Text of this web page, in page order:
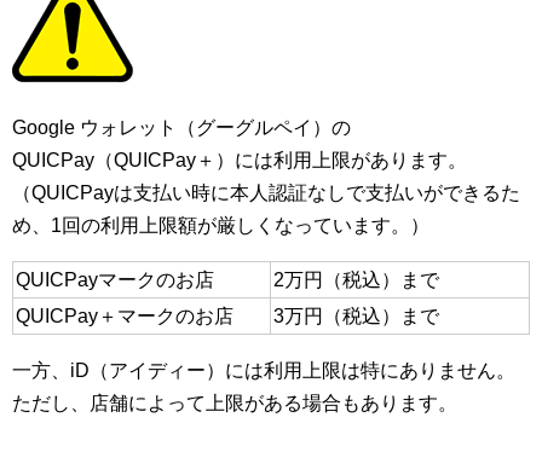
Google ウォレット（グーグルペイ）の
QUICPay（QUICPay＋）には利用上限があります。
（QUICPayは支払い時に本人認証なしで支払いができるた
め、1回の利用上限額が厳しくなっています。）
QUICPayマークのお店
2万円（税込）まで
QUICPay＋マークのお店
3万円（税込）まで
一方、iD（アイディー）には利用上限は特にありません。
ただし、店舗によって上限がある場合もあります。